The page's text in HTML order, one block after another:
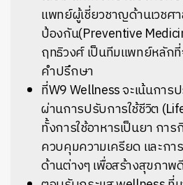
แพทย์ผู้เชี่ยวชาญด้านเวชศ
ป้องกัน(Preventive
ฤทธิวงศ์ เป็นทีมแพทย์หลัก
คำปรึกษา
ที่W9 Wellness จะเน้นกา
ผ่านการปรับการใช้ชีวิต
ทั้งการใช้อาหารเป็นยา กา
ควบคุมความเครียด และก
ด้านต่างๆ เพื่อสร้างสุขภา